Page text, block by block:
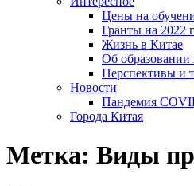
Цены на
Гранты на 2022
Жизнь в Китае
Об образовании
Перспективы и
Новости
Пандемия
Города Китая
Метка: Виды